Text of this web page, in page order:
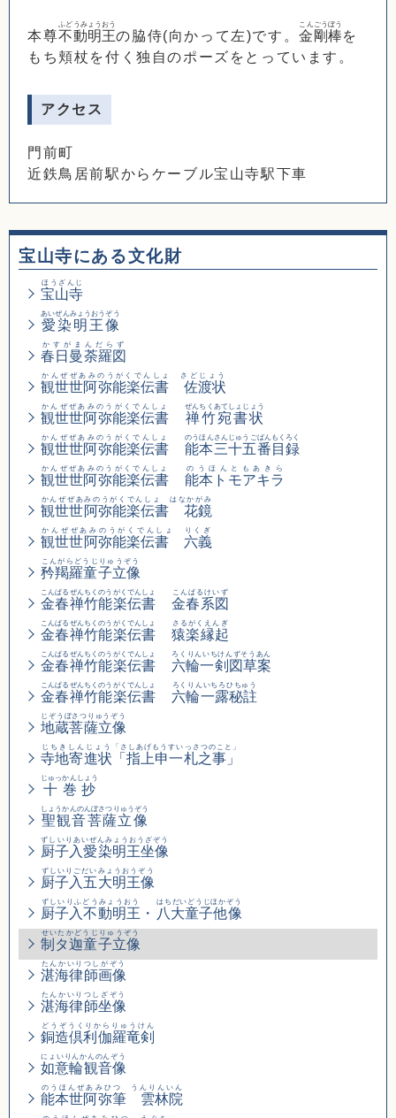
本尊不動明王
ふどうみょうおう
の脇侍(向かって左)です。金剛棒
こんごうぼう
を
もち頬杖を付く独自のポーズをとっています。
アクセス
門前町
近鉄鳥居前駅からケーブル宝山寺駅下車
宝山寺にある文化財
宝山寺
ほうざんじ
愛染明王像
あいぜんみょうおうぞう
春日曼荼羅図
かすがまんだらず
観世世阿弥能楽伝書 佐渡状
かんぜぜあみのうがくでんしょ さどじょう
観世世阿弥能楽伝書
かんぜぜあみのうがくでんしょ
禅竹宛書状
ぜんちくあてしょじょう
観世世阿弥能楽伝書
かんぜぜあみのうがくでんしょ
能本三十五番目録
のうほんさんじゅうごばんもくろく
観世世阿弥能楽伝書
かんぜぜあみのうがくでんしょ
能本トモアキラ
のうほんともあきら
観世世阿弥能楽伝書 花鏡
かんぜぜあみのうがくでんしょ はなかがみ
観世世阿弥能楽伝書 六義
かんぜぜあみのうがくでんしょ りくぎ
矜羯羅童子立像
こんがらどうじりゅうぞう
金春禅竹能楽伝書
こんぱるぜんちくのうがくでんしょ
金春系図
こんぱるけいず
金春禅竹能楽伝書
こんぱるぜんちくのうがくでんしょ
猿楽縁起
さるがくえんぎ
金春禅竹能楽伝書
こんぱるぜんちくのうがくでんしょ
六輪一剣図草案
ろくりんいちけんずそうあん
金春禅竹能楽伝書
こんぱるぜんちくのうがくでんしょ
六輪一露秘註
ろくりんいちろひちゅう
地蔵菩薩立像
じぞうぼさつりゅうぞう
寺地寄進状
じちきしんじょう
「指上申一札之事」
「さしあげもうすいっさつのこと」
十巻抄
じゅっかんしょう
聖観音菩薩立像
しょうかんのんぼさつりゅうぞう
厨子入愛染明王坐像
ずしいりあいぜんみょうおうざぞう
厨子入五大明王像
ずしいりごだいみょうおうぞう
厨子入不動明王
ずしいりふどうみょうおう
・ 八大童子他像
はちだいどうじほかぞう
制タ迦童子立像
せいたかどうじりゅうぞう
湛海律師画像
たんかいりつしがぞう
湛海律師坐像
たんかいりつしざぞう
銅造倶利伽羅竜剣
どうぞうくりからりゅうけん
如意輪観音像
にょいりんかんのんぞう
能本世阿弥筆 雲林院
のうほんぜあみひつ うんりんいん